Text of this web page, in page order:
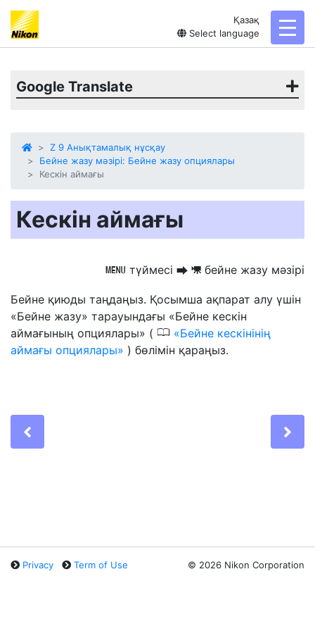
Қазақ
Select language
Google Translate
Z 9 Анықтамалық нұсқау
Бейне жазу мәзірі: Бейне жазу опциялары
Кескін аймағы
Кескін аймағы
G түймесі U 1 бейне жазу мәзірі
Бейне қиюды таңдаңыз. Қосымша ақпарат алу үшін
«Бейне жазу» тарауындағы «Бейне кескін
аймағының опциялары» ( 0
Бейне кескінінің
аймағы опциялары
) бөлімін қараңыз.
Privacy Term of Use © 2026 Nikon Corporation